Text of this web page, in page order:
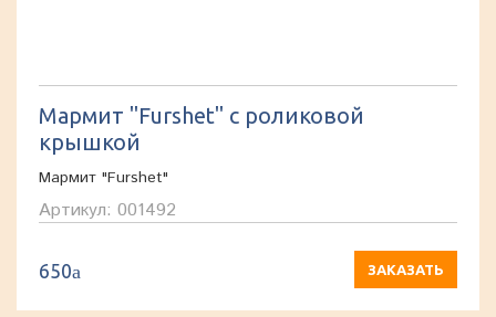
Мармит "Furshet" с роликовой
крышкой
Мармит "Furshet"
Артикул: 001492
650a ЗАКАЗАТЬ